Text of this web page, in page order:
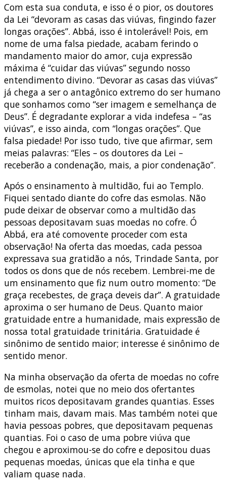
Com esta sua conduta, e isso é o pior, os doutores
da Lei “devoram as casas das viúvas, fingindo fazer
longas orações”. Abbá, isso é intolerável! Pois, em
nome de uma falsa piedade, acabam ferindo o
mandamento maior do amor, cuja expressão
máxima é “cuidar das viúvas” segundo nosso
entendimento divino. “Devorar as casas das viúvas”
já chega a ser o antagônico extremo do ser humano
que sonhamos como “ser imagem e semelhança de
Deus”. É degradante explorar a vida indefesa – “as
viúvas”, e isso ainda, com “longas orações”. Que
falsa piedade! Por isso tudo, tive que afirmar, sem
meias palavras: “Eles – os doutores da Lei –
receberão a condenação, mais, a pior condenação”.
Após o ensinamento à multidão, fui ao Templo.
Fiquei sentado diante do cofre das esmolas. Não
pude deixar de observar como a multidão das
pessoas depositavam suas moedas no cofre. Ó
Abbá, era até comovente proceder com esta
observação! Na oferta das moedas, cada pessoa
expressava sua gratidão a nós, Trindade Santa, por
todos os dons que de nós recebem. Lembrei-me de
um ensinamento que fiz num outro momento: “De
graça recebestes, de graça deveis dar”. A gratuidade
aproxima o ser humano de Deus. Quanto maior
gratuidade entre a humanidade, mais expressão de
nossa total gratuidade trinitária. Gratuidade é
sinônimo de sentido maior; interesse é sinônimo de
sentido menor.
Na minha observação da oferta de moedas no cofre
de esmolas, notei que no meio dos ofertantes
muitos ricos depositavam grandes quantias. Esses
tinham mais, davam mais. Mas também notei que
havia pessoas pobres, que depositavam pequenas
quantias. Foi o caso de uma pobre viúva que
chegou e aproximou-se do cofre e depositou duas
pequenas moedas, únicas que ela tinha e que
valiam quase nada.